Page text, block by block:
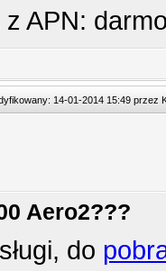
APN:
14-01-2014 15:49 przez
Aero2???
do